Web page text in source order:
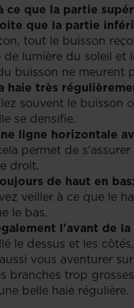
ce que la partie
que la partie
tout le buisson
lumière du soleil et
buisson ne meurent
haie très
souvent le buisson
se densifie.
ligne horizontale
permet de
droit.
de haut en bas:
veiller à ce que le
le bas.
l'avant de la
le dessus et les
vous aventurer
branches trop
belle haie régulière.